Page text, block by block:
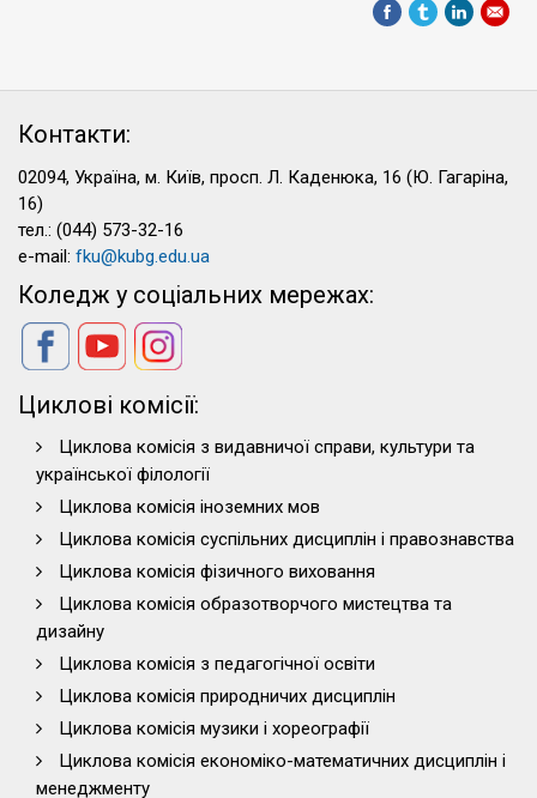
Контакти:
02094, Україна, м. Київ, просп. Л. Каденюка, 16 (Ю. Гагаріна,
16)
тел.: (044) 573-32-16
e-mail: fku@kubg.edu.ua
Коледж у соціальних мережах:
Циклові комісії:
Циклова комісія з видавничої справи, культури та
української філології
Циклова комісія іноземних мов
Циклова комісія суспільних дисциплін і правознавства
Циклова комісія фізичного виховання
Циклова комісія образотворчого мистецтва та
дизайну
Циклова комісія з педагогічної освіти
Циклова комісія природничих дисциплін
Циклова комісія музики і хореографії
Циклова комісія економіко-математичних дисциплін і
менеджменту